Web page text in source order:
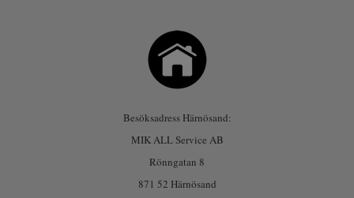
Besöksadress Härnösand:
MIK ALL Service AB
Rönngatan 8
871 52 Härnösand